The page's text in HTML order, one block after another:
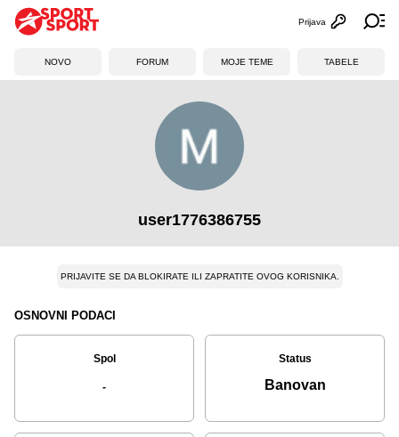
Otvori
Prijava
NOVO FORUM MOJE TEME TABELE
user1776386755
PRIJAVITE SE DA BLOKIRATE ILI ZAPRATITE OVOG KORISNIKA.
OSNOVNI PODACI
Spol
-
Status
Banovan